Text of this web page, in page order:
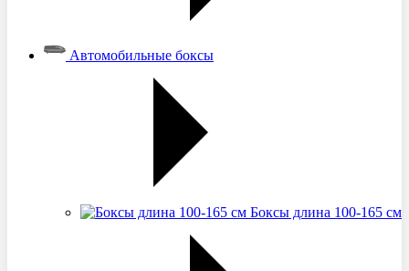
Автомобильные боксы
Боксы длина 100-165 см